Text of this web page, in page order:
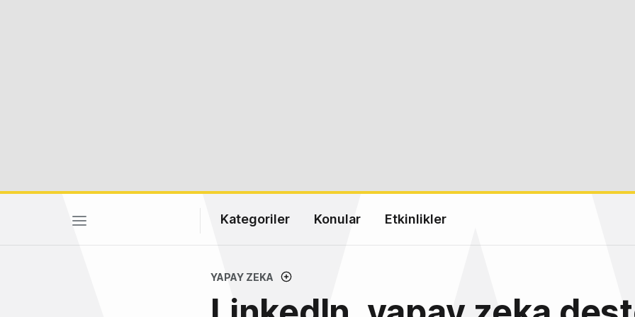
Kategoriler Konular Etkinlikler
YAPAY ZEKA